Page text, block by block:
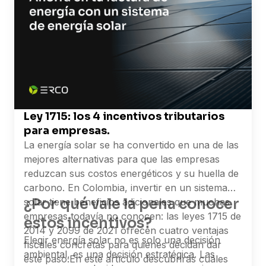
Ley 1715: los 4 incentivos tributarios
para empresas.
La energía solar se ha convertido en una de las
mejores alternativas para que las empresas
reduzcan sus costos energéticos y su huella de
carbono. En Colombia, invertir en un sistema
solar tiene beneficios adicionales que muchas
empresas todavía no conocen: las leyes 1715 de
2014 y 2099 de 2021 ofrecen cuatro ventajas
fiscales concretas para quienes decidan dar
este paso.En este artículo descubrirás cuáles
¿Por qué vale la pena conocer
estos incentivos?
Elegir energía solar no es solo una decisión
ambiental, es una decisión estratégica. Las